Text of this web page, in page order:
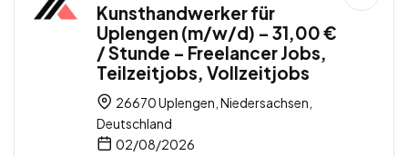
Kunsthandwerker für
Uplengen (m/w/d) – 31,00 €
/ Stunde – Freelancer Jobs,
Teilzeitjobs, Vollzeitjobs
26670 Uplengen, Niedersachsen,
Deutschland
02/08/2026